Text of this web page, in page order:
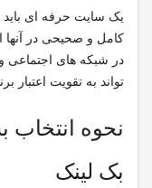
یک سایت حرفه ای باید
کامل و صحیحی در آنها
تواند به تقویت اعتبار
نحوه انتخاب
بک لینک